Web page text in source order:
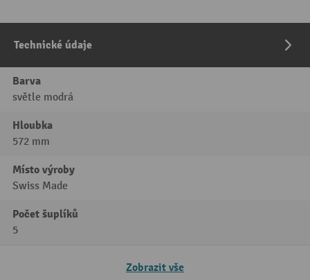
Technické údaje
Barva
světle modrá
Hloubka
572 mm
Místo výroby
Swiss Made
Počet šuplíků
5
Zobrazit vše